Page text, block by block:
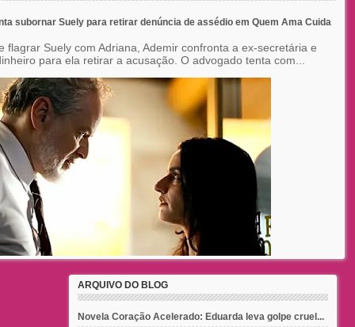
subornar Suely para retirar denúncia de assédio em Quem Ama Cuida
flagrar Suely com Adriana, Ademir confronta a ex-secretária e
para ela retirar a acusação. O advogado tenta com...
ARQUIVO DO BLOG
Novela Coração Acelerado: Eduarda leva golpe cruel...